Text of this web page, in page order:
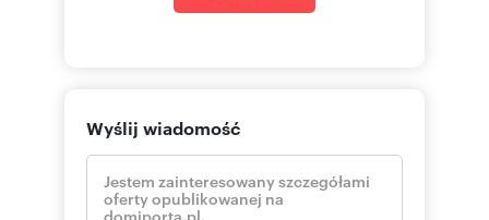
Wyślij wiadomość